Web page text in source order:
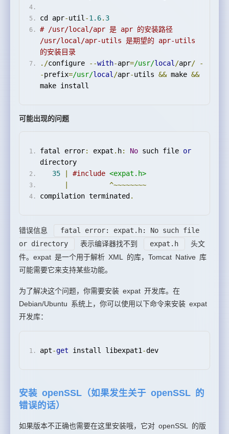
cd apr-util -1.6. 3
# /usr/local/apr 是 apr 的安装路径
/usr/local/apr-utils 是期望的 apr-utils
的安装目录
./configure --with-apr=/usr/local /apr/
-
-prefix=/usr/local /apr-utils && make &&
make install
可能出现的问题
fatal error: expat . h: No such file or
directory
35
| #include <expat.h>
|
^~~~~~~~~
compilation terminated.
错误信息
fatal error: expat.h: No such file
or directory
表示编译器找不到 expat.h
头文
件。expat 是一个用于解析 XML 的库，Tomcat Native 库
可能需要它来支持某些功能。
为了解决这个问题，你需要安装 expat 开发库。在
Debian/Ubuntu 系统上，你可以使用以下命令来安装 expat
开发库：
apt-get install libexpat1 -dev
安装 openSSL（如果发生关于 openSSL 的
错误的话）
如果版本不正确也需要在这里安装哦，它对 openSSL 的版